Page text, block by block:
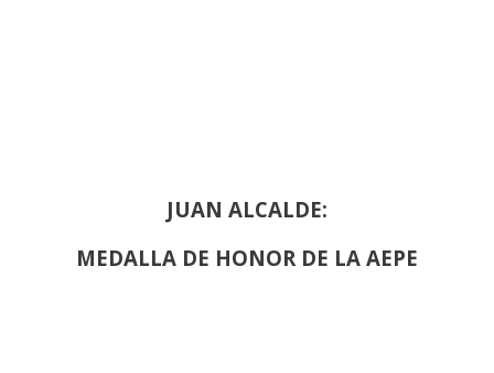
JUAN ALCALDE:
MEDALLA DE HONOR DE LA AEPE